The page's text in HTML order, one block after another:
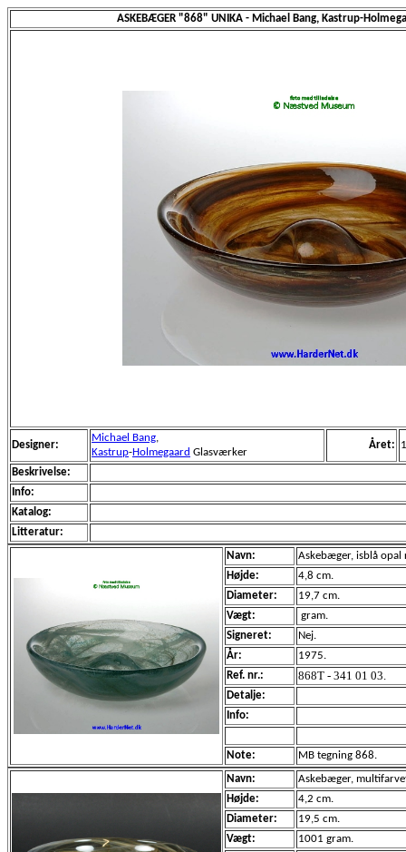
ASKEBÆGER "868" UNIKA - Michael Bang, Kastrup-
Designer:
Michael Bang,
Kastrup-Holmegaard Glasværker
Året:
Beskrivelse:
Info:
Katalog:
Litteratur:
Navn:
Askebæger, isblå
Højde:
4,8 cm.
Diameter:
19,7 cm.
Vægt:
gram.
Signeret:
Nej.
År:
1975.
Ref. nr.:
868T - 341 01 03.
Detalje:
Info:
Note:
MB tegning 868.
Navn:
Askebæger,
Højde:
4,2 cm.
Diameter:
19,5 cm.
Vægt:
1001 gram.